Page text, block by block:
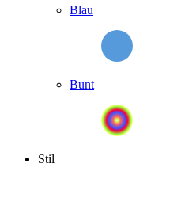
Blau
Bunt
Stil